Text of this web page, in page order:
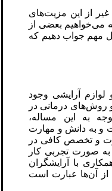
از این مزیت‌های
می‌خواهیم بعضی از
مهم جواب دهیم که
لوازم آرایشی وجود
روش‌های درمانی در
به این مساله،
و به دانش و مهارت
و تخصص کافی در
به صورت تجربی کار
با آرایشگران
آن‌ها عبارت است